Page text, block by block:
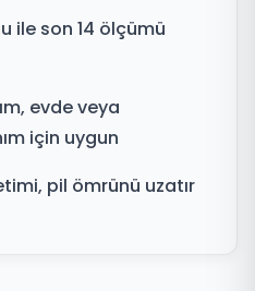
ile son 14 ölçümü
evde veya
için uygun
pil ömrünü uzatır